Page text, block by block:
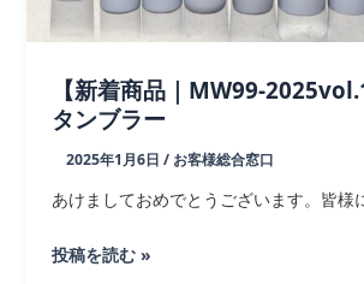
ン
グ
タ
ン
ブ
ラ
ボ
【新着商品｜MW99-
タンブラー
2025年1月6日 / お客様総合窓口
あけましておめでとうございます。皆様
【新
投稿を読む »